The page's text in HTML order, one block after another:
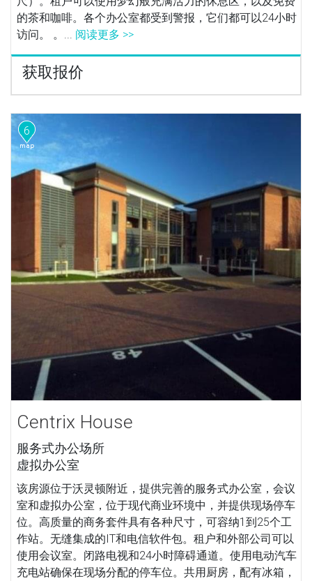
的茶和咖啡。各个办公室都受到警报，它们都可以24小时
访问。 。... 阅读更多 >>
获取报价
6
Centrix House
服务式办公场所
虚拟办公室
该房源位于沃灵顿附近，提供完善的服务式办公室，会议
室和虚拟办公室，位于现代商业环境中，并提供现场停车
位。高质量的商务套件具有各种尺寸，可容纳1到25个工
作站。无缝集成的IT和电信软件包。租户和外部公司可以
使用会议室。闭路电视和24小时障碍通道。使用电动汽车
充电站确保在现场分配的停车位。共用厨房，配有冰箱，